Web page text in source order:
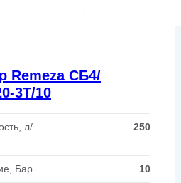
Remeza СБ4/
3T/10
л/
250
Бар 10